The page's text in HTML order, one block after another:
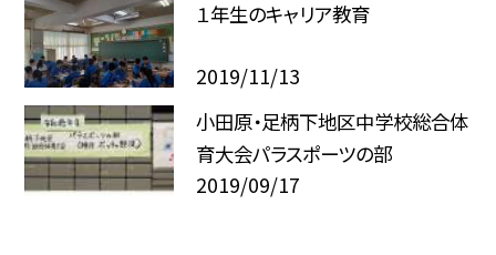
１年生のキャリア教育
2019/11/13
小田原・足柄下地区中学校総合体
育大会パラスポーツの部
2019/09/17